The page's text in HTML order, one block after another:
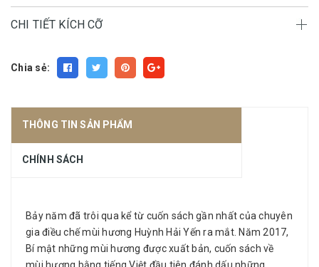
CHI TIẾT KÍCH CỠ
Chia sẻ:
THÔNG TIN SẢN PHẨM
CHÍNH SÁCH
Bảy năm đã trôi qua kể từ cuốn sách gần nhất của chuyên
gia điều chế mùi hương Huỳnh Hải Yến ra mắt. Năm 2017,
Bí mật những mùi hương được xuất bản, cuốn sách về
mùi hương bằng tiếng Việt đầu tiên đánh dấu những